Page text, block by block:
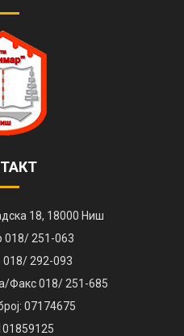
18, 18000 Ниш
018/ 251-063
018/ 292-093
Факс 018/ 251-685
07174675